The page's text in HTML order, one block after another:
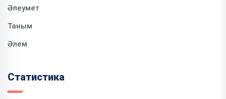
Әлеумет
Таным
Әлем
Статистика